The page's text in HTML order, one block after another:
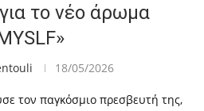
το νέο άρωμα
18/05/2026
τον παγκόσμιο πρεσβευτή της,